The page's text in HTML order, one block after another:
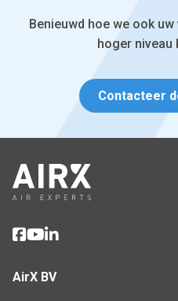
Benieuwd hoe we ook
hoger niveau
Contacteer
AirX BV